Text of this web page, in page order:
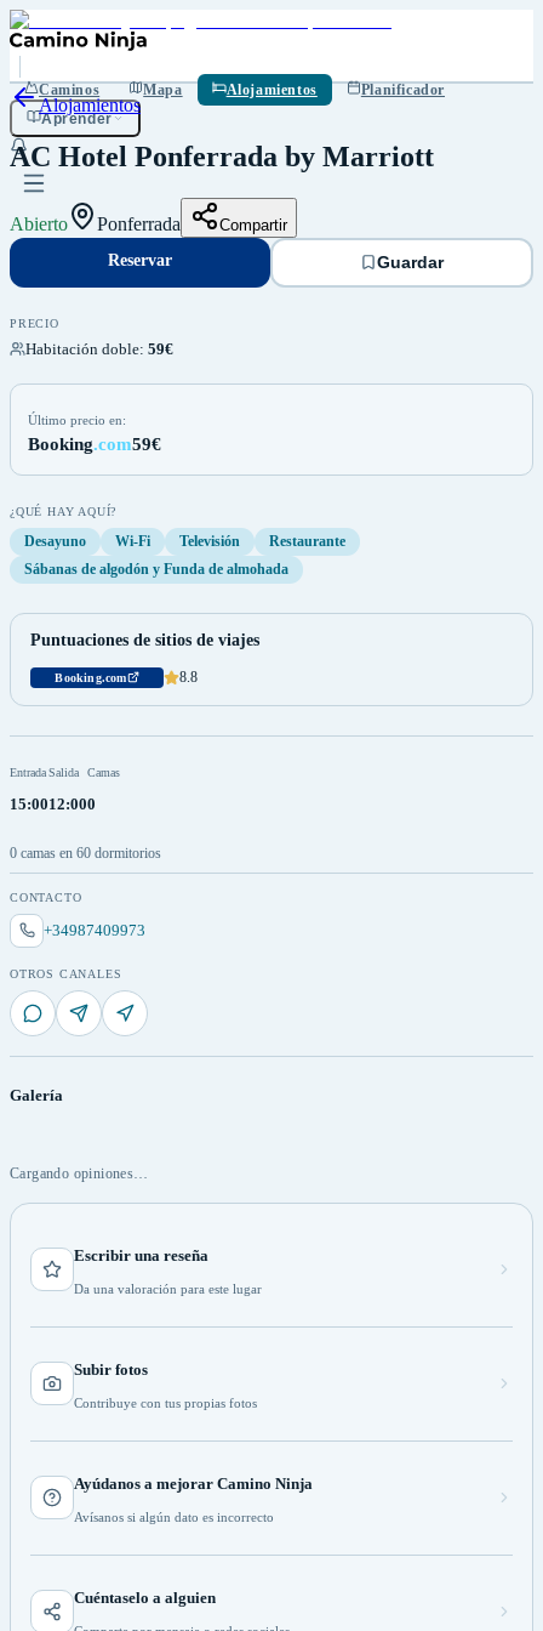
Caminos Mapa Alojamientos
Planificador
Aprender
Alojamientos
AC Hotel Ponferrada by Marriott
Abierto Ponferrada Compartir
Reservar
Reservar Guardar
PRECIO
Habitación doble: 59€
Último precio en:
Booking.com59€
¿QUÉ HAY AQUÍ?
Desayuno Wi-Fi Televisión
Restaurante
Sábanas de algodón y Funda de almohada
Puntuaciones de sitios de viajes
Booking.com 8.8
Entrada
15:00
Salida
12:00
Camas
0
0 camas en 60 dormitorios
CONTACTO
+34987409973
OTROS CANALES
Galería
Cargando opiniones…
Escribir una reseña
Da una valoración para este lugar
Subir fotos
Contribuye con tus propias fotos
Ayúdanos a mejorar Camino Ninja
Avísanos si algún dato es incorrecto
Cuéntaselo a alguien